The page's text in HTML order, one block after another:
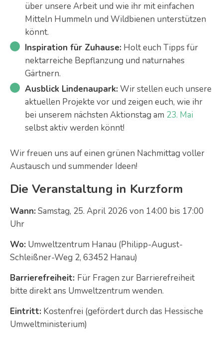
über unsere Arbeit und wie ihr mit einfachen
Mitteln Hummeln und Wildbienen unterstützen
könnt.
Inspiration für Zuhause: Holt euch Tipps für
nektarreiche Bepflanzung und naturnahes
Gärtnern.
Ausblick Lindenaupark: Wir stellen euch unsere
aktuellen Projekte vor und zeigen euch, wie ihr
bei unserem nächsten Aktionstag am 23. Mai
selbst aktiv werden könnt!
Wir freuen uns auf einen grünen Nachmittag voller
Austausch und summender Ideen!
Die Veranstaltung in Kurzform
Wann: Samstag, 25. April 2026 von 14:00 bis 17:00
Uhr
Wo: Umweltzentrum Hanau (Philipp-August-
Schleißner-Weg 2, 63452 Hanau)
Barrierefreiheit: Für Fragen zur Barrierefreiheit
bitte direkt ans Umweltzentrum wenden.
Eintritt: Kostenfrei (gefördert durch das Hessische
Umweltministerium)